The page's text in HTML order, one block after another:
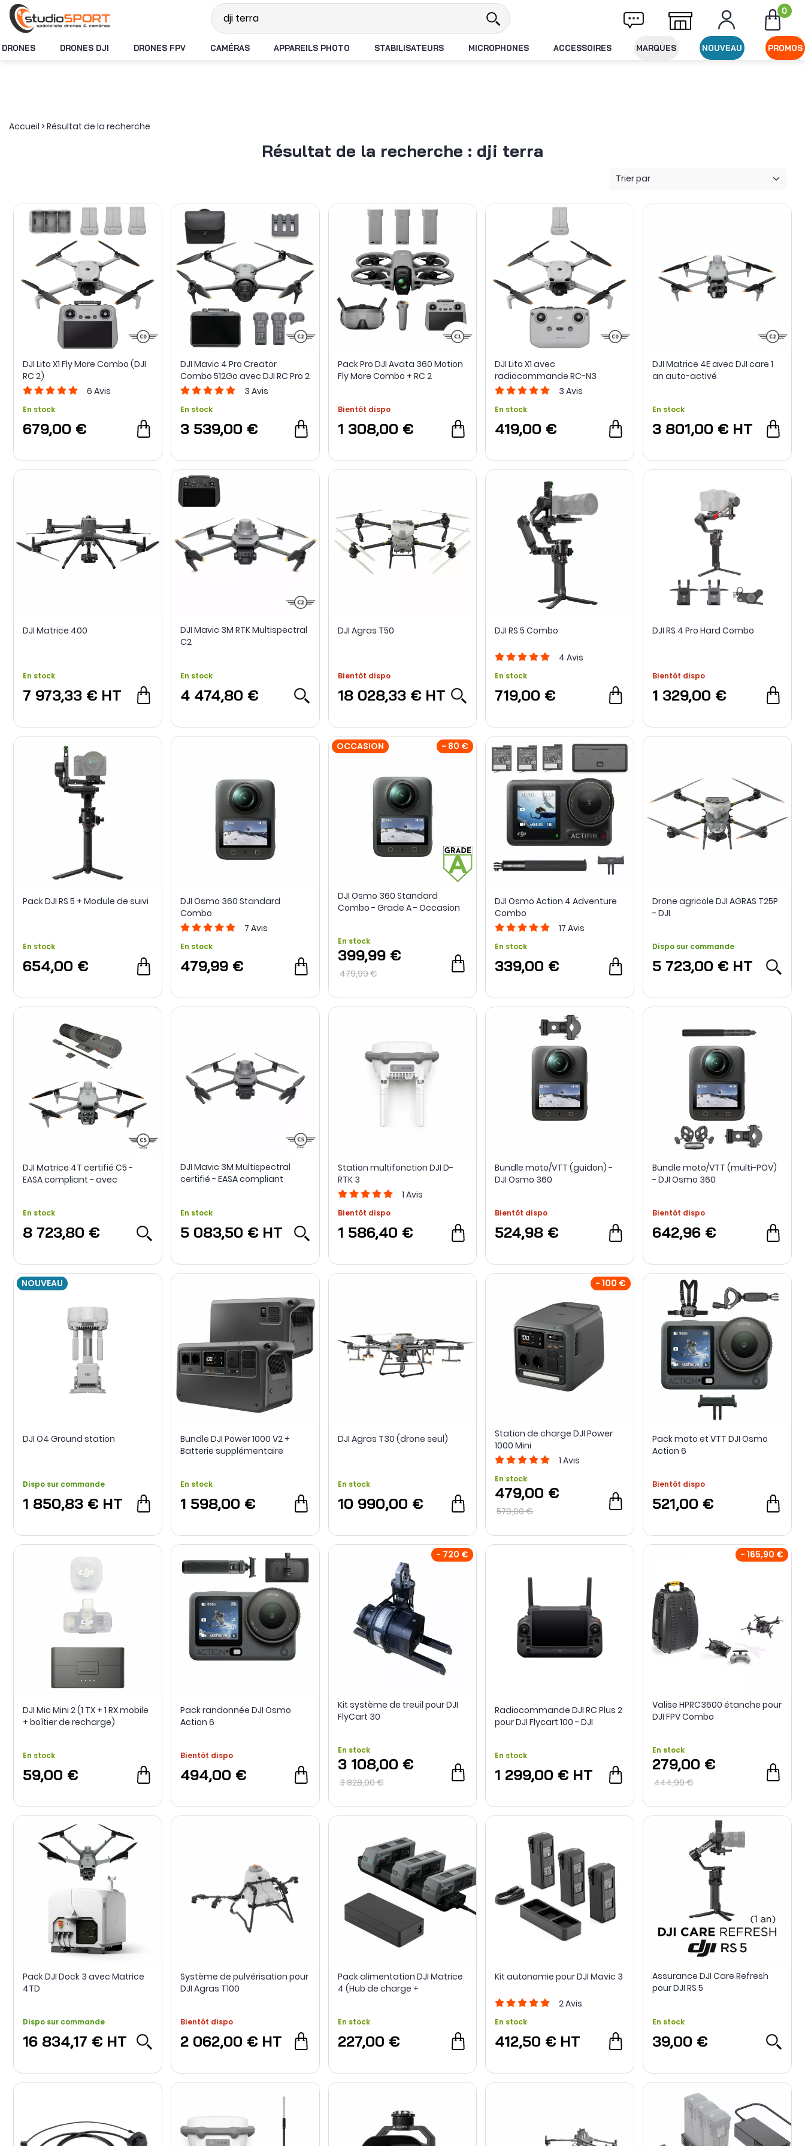
Stock en temps réel Livraison offerte dès 49€ d'achat Expédition le
0
DRONES DRONES DJI DRONES FPV CAMÉRAS APPAREILS PHOTO STABILISATEURS MICROPHONES ACCESSOIRES MARQUES NOUVEAU PROMOS
Accueil >Résultat de la recherche
Résultat de la recherche : dji terra
Trier par
DJI Lito X1 Fly More Combo (DJI
RC 2)
6 Avis
En stock
679,00 €
DJI Mavic 4 Pro Creator
Combo 512Go avec DJI RC Pro 2
3 Avis
En stock
3 539,00 €
Pack Pro DJI Avata 360 Motion
Fly More Combo + RC 2
Bientôt dispo
1 308,00 €
DJI Lito X1 avec
radiocommande RC-N3
3 Avis
En stock
419,00 €
DJI Matrice 4E avec DJI care 1
an auto-activé
En stock
3 801,00 € HT
DJI Matrice 400
En stock
7 973,33 € HT
DJI Mavic 3M RTK Multispectral
C2
En stock
4 474,80 €
DJI Agras T50
Bientôt dispo
18 028,33 € HT
DJI RS 5 Combo
4 Avis
En stock
719,00 €
DJI RS 4 Pro Hard Combo
Bientôt dispo
1 329,00 €
Pack DJI RS 5 + Module de suivi
En stock
654,00 €
DJI Osmo 360 Standard
Combo
7 Avis
En stock
479,99 €
OCCASION - 80 €
DJI Osmo 360 Standard
Combo - Grade A - Occasion
En stock
399,99 €
479,99 €
DJI Osmo Action 4 Adventure
Combo
17 Avis
En stock
339,00 €
Drone agricole DJI AGRAS T25P
- DJI
Dispo sur commande
5 723,00 € HT
DJI Matrice 4T certifié C5 -
EASA compliant - avec
En stock
8 723,80 €
DJI Mavic 3M Multispectral
certifié - EASA compliant
En stock
5 083,50 € HT
Station multifonction DJI D-
RTK 3
1 Avis
Bientôt dispo
1 586,40 €
Bundle moto/VTT (guidon) -
DJI Osmo 360
Bientôt dispo
524,98 €
Bundle moto/VTT (multi-POV)
- DJI Osmo 360
Bientôt dispo
642,96 €
NOUVEAU
DJI O4 Ground station
Dispo sur commande
1 850,83 € HT
Bundle DJI Power 1000 V2 +
Batterie supplémentaire
En stock
1 598,00 €
DJI Agras T30 (drone seul)
En stock
10 990,00 €
- 100 €
Station de charge DJI Power
1000 Mini
1 Avis
En stock
479,00 €
579,00 €
Pack moto et VTT DJI Osmo
Action 6
Bientôt dispo
521,00 €
DJI Mic Mini 2 (1 TX + 1 RX mobile
+ boîtier de recharge)
En stock
59,00 €
Pack randonnée DJI Osmo
Action 6
Bientôt dispo
494,00 €
- 720 €
Kit système de treuil pour DJI
FlyCart 30
En stock
3 108,00 €
3 828,00 €
Radiocommande DJI RC Plus 2
pour DJI Flycart 100 - DJI
En stock
1 299,00 € HT
- 165,90 €
Valise HPRC3600 étanche pour
DJI FPV Combo
En stock
279,00 €
444,90 €
Pack DJI Dock 3 avec Matrice
4TD
Dispo sur commande
16 834,17 € HT
Système de pulvérisation pour
DJI Agras T100
Bientôt dispo
2 062,00 € HT
Pack alimentation DJI Matrice
4 (Hub de charge +
En stock
227,00 €
Kit autonomie pour DJI Mavic 3
2Avis
En stock
412,50 € HT
Assurance DJI Care Refresh
pour DJI RS 5
En stock
39,00 €